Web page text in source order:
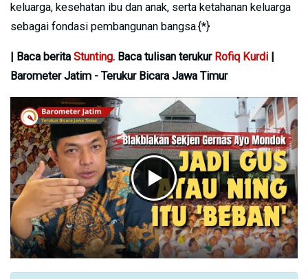
keluarga, kesehatan ibu dan anak, serta ketahanan keluarga
sebagai fondasi pembangunan bangsa.{*}
| Baca beritaStunting. Baca tulisan terukur Rofiq Kurdi
Barometer Jatim - Terukur Bicara Jawa Timur